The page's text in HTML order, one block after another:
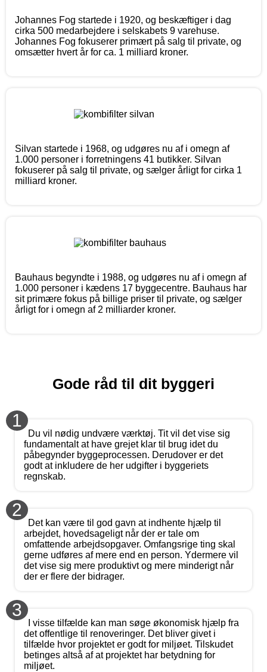
Johannes Fog startede i 1920, og beskæftiger i dag
cirka 500 medarbejdere i selskabets 9 varehuse.
Johannes Fog fokuserer primært på salg til private, og
omsætter hvert år for ca. 1 milliard kroner.
Silvan startede i 1968, og udgøres nu af i omegn af
1.000 personer i forretningens 41 butikker. Silvan
fokuserer på salg til private, og sælger årligt for cirka 1
milliard kroner.
Bauhaus begyndte i 1988, og udgøres nu af i omegn af
1.000 personer i kædens 17 byggecentre. Bauhaus har
sit primære fokus på billige priser til private, og sælger
årligt for i omegn af 2 milliarder kroner.
Gode råd til dit byggeri
1
Du vil nødig undvære værktøj. Tit vil det vise sig
fundamentalt at have grejet klar til brug idet du
påbegynder byggeprocessen. Derudover er det
godt at inkludere de her udgifter i byggeriets
regnskab.
2
Det kan være til god gavn at indhente hjælp til
arbejdet, hovedsageligt når der er tale om
omfattende arbejdsopgaver. Omfangsrige ting skal
gerne udføres af mere end en person. Ydermere vil
det vise sig mere produktivt og mere minderigt når
der er flere der bidrager.
3
I visse tilfælde kan man søge økonomisk hjælp fra
det offentlige til renoveringer. Det bliver givet i
tilfælde hvor projektet er godt for miljøet. Tilskudet
betinges altså af at projektet har betydning for
miljøet.